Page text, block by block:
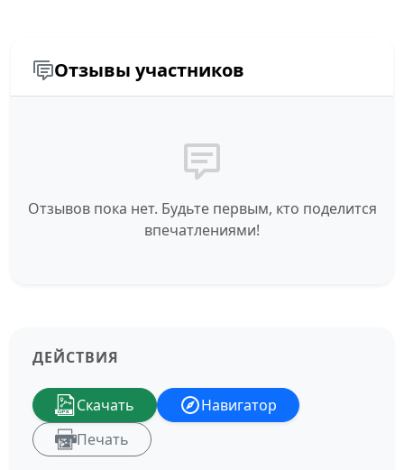
Отзывы участников
Отзывов пока нет. Будьте первым, кто поделится
впечатлениями!
ДЕЙСТВИЯ
Скачать
Навигатор
Печать